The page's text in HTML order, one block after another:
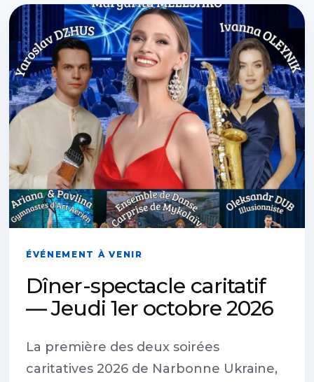
ÉVÉNEMENT À VENIR
Dîner-spectacle caritatif
— Jeudi 1er octobre 2026
La première des deux soirées
caritatives 2026 de Narbonne Ukraine,